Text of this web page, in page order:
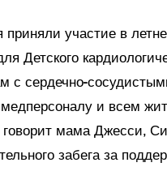
участие в
Детского
с сердечно-
и всем
мама Джесси,
забега за